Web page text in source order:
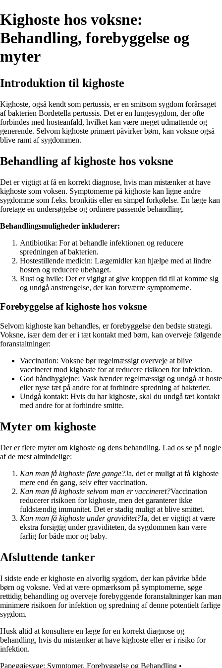
Kighoste hos voksne:
Behandling, forebyggelse og
myter
Introduktion til kighoste
Kighoste, også kendt som pertussis, er en smitsom sygdom forårsaget
af bakterien Bordetella pertussis. Det er en lungesygdom, der ofte
forbindes med hosteanfald, hvilket kan være meget udmattende og
generende. Selvom kighoste primært påvirker børn, kan voksne også
blive ramt af sygdommen.
Behandling af kighoste hos voksne
Det er vigtigt at få en korrekt diagnose, hvis man mistænker at have
kighoste som voksen. Symptomerne på kighoste kan ligne andre
sygdomme som f.eks. bronkitis eller en simpel forkølelse. En læge kan
foretage en undersøgelse og ordinere passende behandling.
Behandlingsmuligheder inkluderer:
Antibiotika: For at behandle infektionen og reducere
spredningen af bakterien.
Hostestillende medicin: Lægemidler kan hjælpe med at lindre
hosten og reducere ubehaget.
Rust og hvile: Det er vigtigt at give kroppen tid til at komme sig
og undgå anstrengelse, der kan forværre symptomerne.
Forebyggelse af kighoste hos voksne
Selvom kighoste kan behandles, er forebyggelse den bedste strategi.
Voksne, især dem der er i tæt kontakt med børn, kan overveje følgende
foranstaltninger:
Vaccination: Voksne bør regelmæssigt overveje at blive
vaccineret mod kighoste for at reducere risikoen for infektion.
God håndhygiejne: Vask hænder regelmæssigt og undgå at hoste
eller nyse tæt på andre for at forhindre spredning af bakterier.
Undgå kontakt: Hvis du har kighoste, skal du undgå tæt kontakt
med andre for at forhindre smitte.
Myter om kighoste
Der er flere myter om kighoste og dens behandling. Lad os se på nogle
af de mest almindelige:
Kan man få kighoste flere gange?Ja, det er muligt at få kighoste
mere end én gang, selv efter vaccination.
Kan man få kighoste selvom man er vaccineret?Vaccination
reducerer risikoen for kighoste, men det garanterer ikke
fuldstændig immunitet. Det er stadig muligt at blive smittet.
Kan man få kighoste under graviditet?Ja, det er vigtigt at være
ekstra forsigtig under graviditeten, da sygdommen kan være
farlig for både mor og baby.
Afsluttende tanker
I sidste ende er kighoste en alvorlig sygdom, der kan påvirke både
børn og voksne. Ved at være opmærksom på symptomerne, søge
rettidig behandling og overveje forebyggende foranstaltninger kan man
minimere risikoen for infektion og spredning af denne potentielt farlige
sygdom.
Husk altid at konsultere en læge for en korrekt diagnose og
behandling, hvis du mistænker at have kighoste eller er i risiko for
infektion.
Papegøjesyge: Symptomer, Forebyggelse og Behandling •